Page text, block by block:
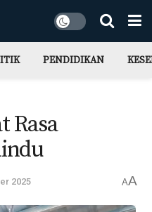
PENDIDIKAN
Rasa
2025 AA